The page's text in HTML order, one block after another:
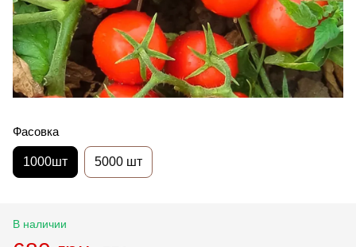
Фасовка
1000шт 5000 шт
В наличии